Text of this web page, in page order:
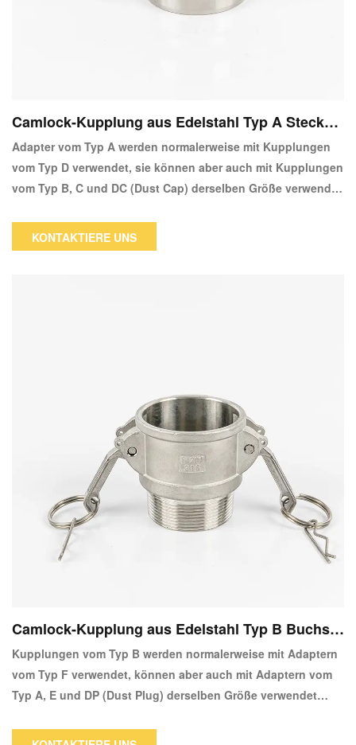
Camlock-Kupplung aus Edelstahl Typ A Stecker
Adapter X Buchse
Adapter vom Typ A werden normalerweise mit Kupplungen
vom Typ D verwendet, sie können aber auch mit Kupplungen
vom Typ B, C und DC (Dust Cap) derselben Größe verwendet
Rohre, Schläuche, Rohre, Pumpen und Tanks.Wird in fast
allen Branchen verwendet, die Flüssigkeiten und Pulver
KONTAKTIERE UNS
Camlock-Kupplung aus Edelstahl Typ B Buchse
Kupplung X Stecker
Kupplungen vom Typ B werden normalerweise mit Adaptern
vom Typ F verwendet, können aber auch mit Adaptern vom
Typ A, E und DP (Dust Plug) derselben Größe verwendet
Außengewinde Typ B-Kupplung Sie sind